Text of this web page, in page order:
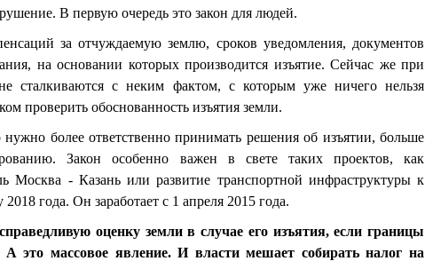
В первую очередь это закон для людей.
за отчуждаемую землю, сроков уведомления, документов
на основании которых производится изъятие. Сейчас же при
сталкиваются с неким фактом, с которым уже ничего нельзя
проверить обоснованность изъятия земли.
нужно более ответственно принимать решения об изъятии, больше
Закон особенно важен в свете таких проектов, как
Москва - Казань или развитие транспортной инфраструктуры к
года. Он заработает с 1 апреля 2015 года.
оценку земли в случае его изъятия, если границы
А это массовое явление. И власти мешает собирать налог на